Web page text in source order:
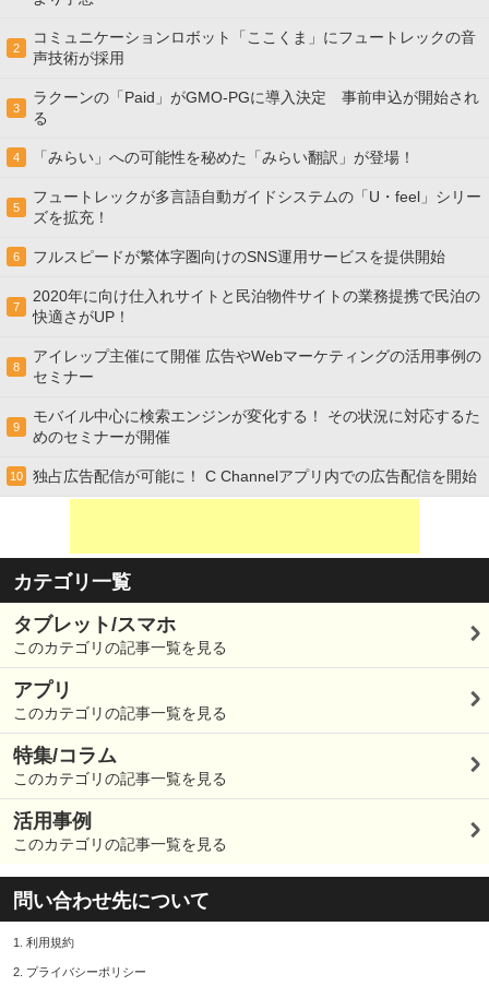
2
コミュニケーションロボット「ここくま」にフュートレックの音
声技術が採用
3
ラクーンの「Paid」がGMO-PGに導入決定 事前申込が開始され
る
4 「みらい」への可能性を秘めた「みらい翻訳」が登場！
5
フュートレックが多言語自動ガイドシステムの「U・feel」シリー
ズを拡充！
6 フルスピードが繁体字圏向けのSNS運用サービスを提供開始
7
2020年に向け仕入れサイトと民泊物件サイトの業務提携で民泊の
快適さがUP！
8
アイレップ主催にて開催 広告やWebマーケティングの活用事例の
セミナー
9
モバイル中心に検索エンジンが変化する！ その状況に対応するた
めのセミナーが開催
10 独占広告配信が可能に！ C Channelアプリ内での広告配信を開始
カテゴリ一覧
タブレット/スマホ
このカテゴリの記事一覧を見る
アプリ
このカテゴリの記事一覧を見る
特集/コラム
このカテゴリの記事一覧を見る
活用事例
このカテゴリの記事一覧を見る
問い合わせ先について
1. 利用規約
2. プライバシーポリシー